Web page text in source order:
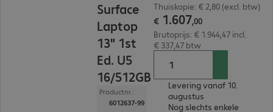
Surface
Laptop
13" 1st
Ed. U5
16/512GB
Productnr.:
6012637-99
Thuiskopie: € 2,80 (excl. btw)
€ 1.607,00
Brutoprijs: € 1.944,47 incl.
€ 337,47 btw
Levering vanaf 10.
augustus
Nog slechts enkele